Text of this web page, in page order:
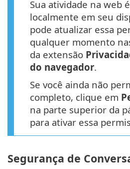
Sua atividade na web
localmente em seu
pode atualizar essa
qualquer momento
da extensão
do navegador.
Se você ainda não
completo, clique em
na parte superior da
para ativar essa
Segurança de